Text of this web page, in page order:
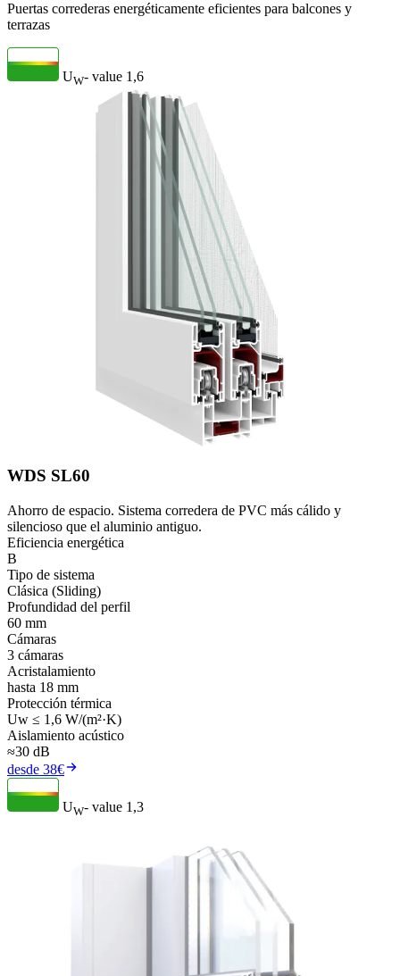
Puertas correderas energéticamente eficientes para balcones y
terrazas
UW- value 1,6
WDS SL60
Ahorro de espacio. Sistema corredera de PVC más cálido y
silencioso que el aluminio antiguo.
Eficiencia energética
B
Tipo de sistema
Clásica (Sliding)
Profundidad del perfil
60 mm
Cámaras
3 cámaras
Acristalamiento
hasta 18 mm
Protección térmica
Uw ≤ 1,6 W/(m²·K)
Aislamiento acústico
≈30 dB
desde 38€
UW- value 1,3